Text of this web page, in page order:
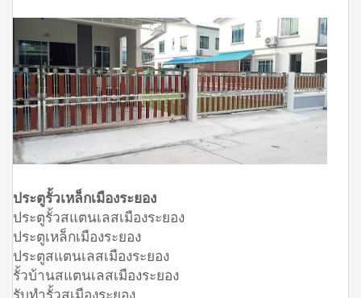
ประตูรั้วเหล็กเมืองระยอง
ประตูรั้วสแตนเลสเมืองระยอง
ประตูเหล็กเมืองระยอง
ประตูสแตนเลสเมืองระยอง
รั้วบ้านสแตนเลสเมืองระยอง
รับทำรั้วสเมืองระยอง